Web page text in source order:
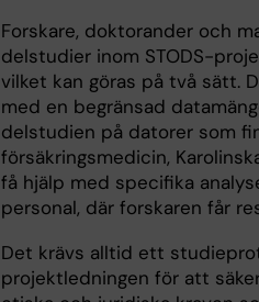
Forskare, doktorander och
delstudier inom STODS-
vilket kan göras på två sätt.
med en begränsad
delstudien på datorer som
försäkringsmedicin,
få hjälp med specifika
personal, där forskaren får
Det krävs alltid ett
projektledningen för att